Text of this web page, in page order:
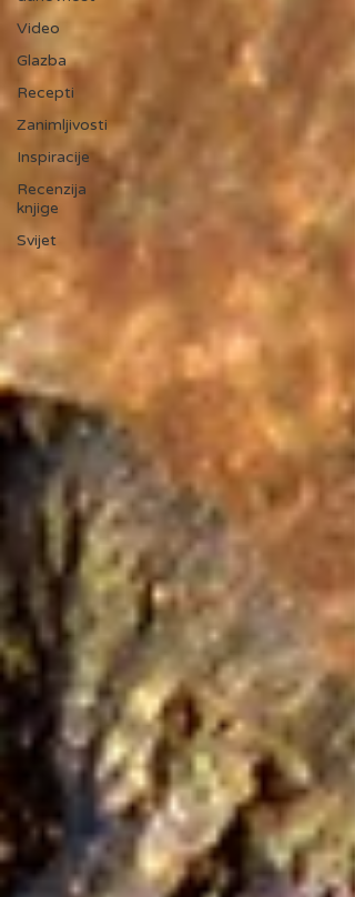
Video
Glazba
Recepti
Zanimljivosti
Inspiracije
Recenzija
knjige
Svijet